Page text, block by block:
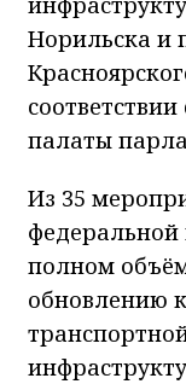
Норильска и
палаты
Из 35
федеральной
полном
обновлению